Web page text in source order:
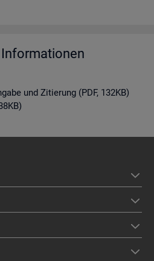
und Zitierung (PDF, 132KB)